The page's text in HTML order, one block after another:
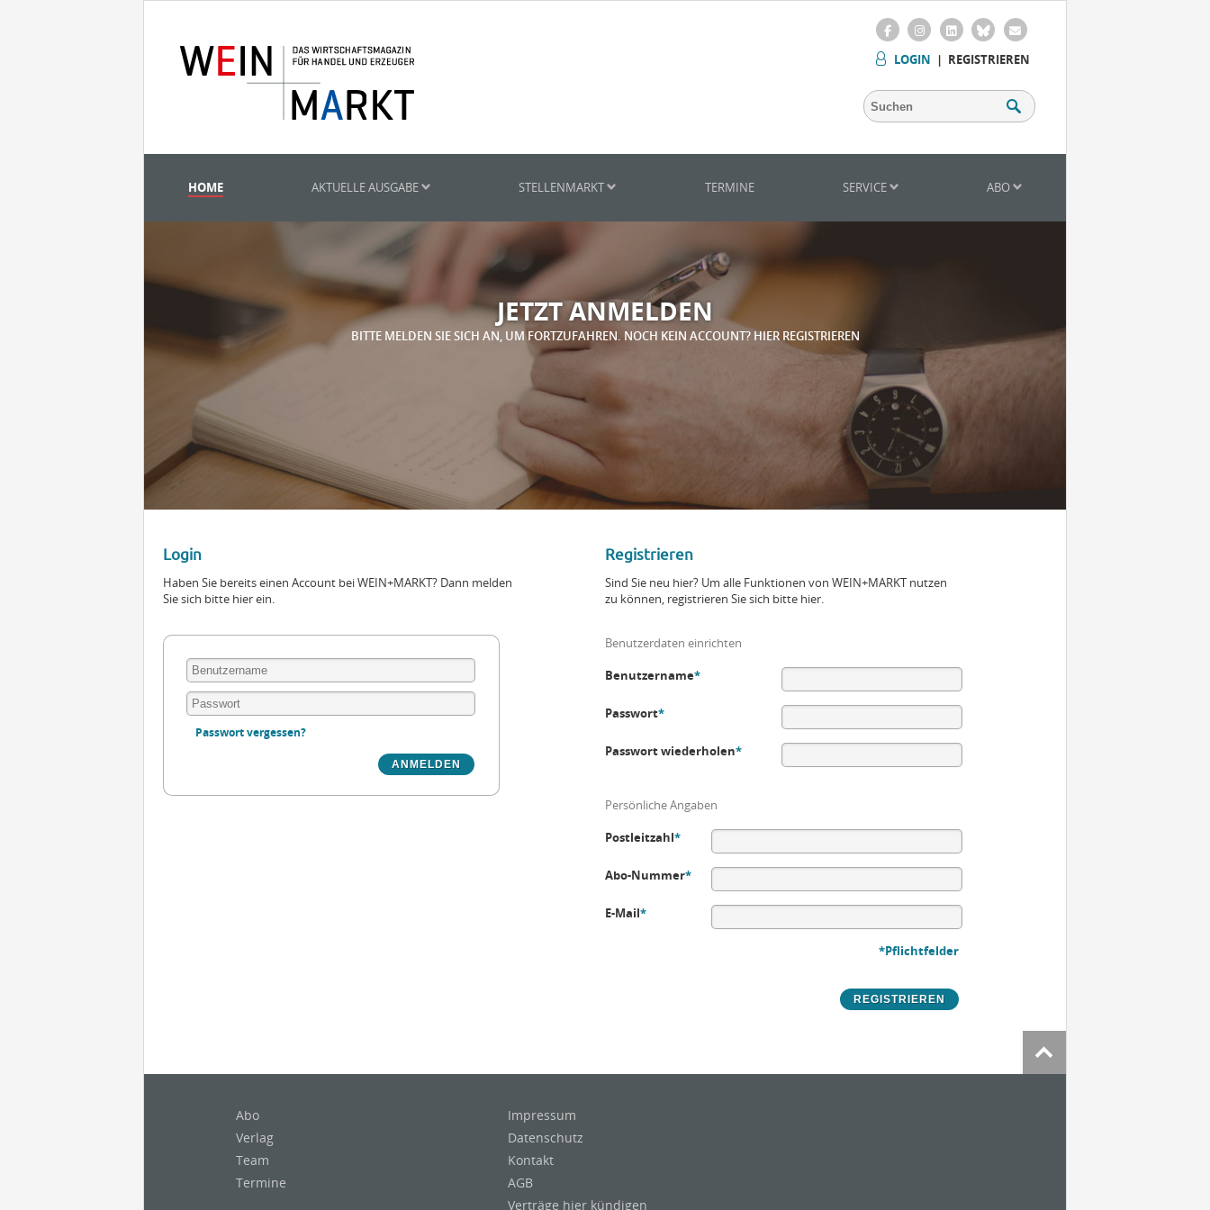
LOGIN | REGISTRIEREN
HOME AKTUELLE AUSGABE STELLENMARKT TERMINE SERVICE ABO
JETZT ANMELDEN
BITTE MELDEN SIE SICH AN, UM FORTZUFAHREN. NOCH KEIN ACCOUNT? HIER REGISTRIEREN
Login
Haben Sie bereits einen Account bei WEIN+MARKT? Dann melden
Sie sich bitte hier ein.
Passwort vergessen?
Registrieren
Sind Sie neu hier? Um alle Funktionen von WEIN+MARKT nutzen
zu können, registrieren Sie sich bitte hier.
Benutzerdaten einrichten
Benutzername*
Passwort*
Passwort wiederholen*
Persönliche Angaben
Postleitzahl*
Abo-Nummer*
E-Mail*
*Pflichtfelder
Abo
Verlag
Team
Termine
Impressum
Datenschutz
Kontakt
AGB
Verträge hier kündigen